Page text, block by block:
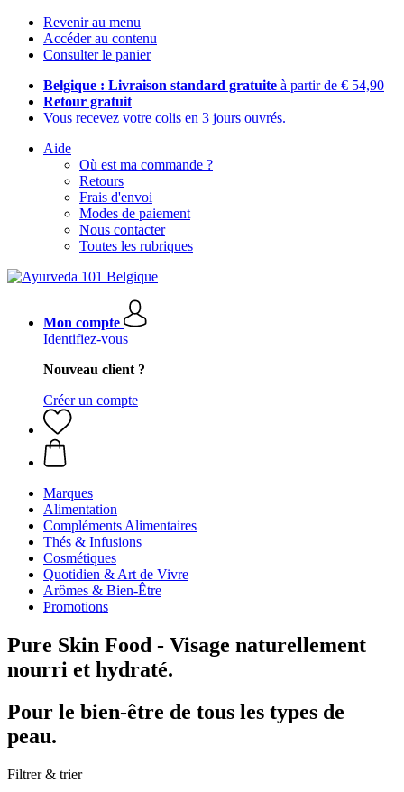
Revenir au menu
Accéder au contenu
Consulter le panier
Belgique : Livraison standard gratuite à partir de € 54,90
Retour gratuit
Vous recevez votre colis en 3 jours ouvrés.
Aide
Où est ma commande ?
Retours
Frais d'envoi
Modes de paiement
Nous contacter
Toutes les rubriques
Mon compte
Identifiez-vous
Nouveau client ?
Créer un compte
Marques
Alimentation
Compléments Alimentaires
Thés & Infusions
Cosmétiques
Quotidien & Art de Vivre
Arômes & Bien-Être
Promotions
Pure Skin Food - Visage naturellement
nourri et hydraté.
Pour le bien-être de tous les types de
peau.
Filtrer & trier